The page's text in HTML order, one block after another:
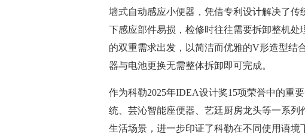
墙式自动感应小便器，凭借专利设计解决了
下感应部件易损，检修时往往需要拆卸整机
的双重需求出发，以简洁而优雅的V形造型结
器与电池更换无需整体拆卸即可完成。
作为科勒2025年IDEA设计奖15项荣誉中的重
统、芸沁智能座便器、艺廷厨房龙头等一系
生活场景，进一步印证了科勒在不同使用语境